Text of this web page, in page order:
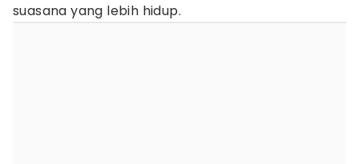
suasana yang lebih hidup.